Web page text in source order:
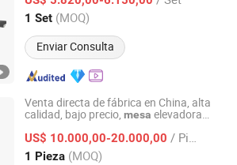
1 Set (MOQ)
Enviar Consulta
Desde 2024
Venta directa de fábrica en China, alta
calidad, bajo precio, mesa elevadora
personalizada de alta resistencia
US$ 10.000,00-20.000,00 / Pieza
1 Pieza (MOQ)
Co., Ltd.
Desde 2014